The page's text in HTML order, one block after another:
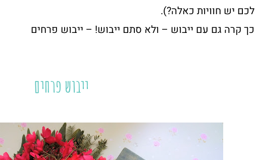
לכם יש חוויות כאלה?).
כך קרה גם עם ייבוש – ולא סתם ייבוש! – ייבוש פרחים
ייבוש פרחים